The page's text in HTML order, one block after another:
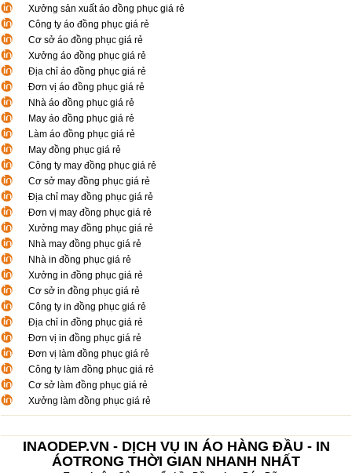
Xưởng sản xuất áo đồng phục giá rẻ
Công ty áo đồng phục giá rẻ
Cơ sở áo đồng phục giá rẻ
Xưởng áo đồng phục giá rẻ
Địa chỉ áo đồng phục giá rẻ
Đơn vị áo đồng phục giá rẻ
Nhà áo đồng phục giá rẻ
May áo đồng phục giá rẻ
Làm áo đồng phục giá rẻ
May đồng phục giá rẻ
Công ty may đồng phục giá rẻ
Cơ sở may đồng phục giá rẻ
Địa chỉ may đồng phục giá rẻ
Đơn vị may đồng phục giá rẻ
Xưởng may đồng phục giá rẻ
Nhà may đồng phục giá rẻ
Nhà in đồng phục giá rẻ
Xưởng in đồng phục giá rẻ
Cơ sở in đồng phục giá rẻ
Công ty in đồng phục giá rẻ
Địa chỉ in đồng phục giá rẻ
Đơn vị in đồng phục giá rẻ
Đơn vị làm đồng phục giá rẻ
Công ty làm đồng phục giá rẻ
Cơ sở làm đồng phục giá rẻ
Xưởng làm đồng phục giá rẻ
INAODEP.VN - DỊCH VỤ IN ÁO HÀNG ĐẦU - IN
ÁOTRONG THỜI GIAN NHANH NHẤT